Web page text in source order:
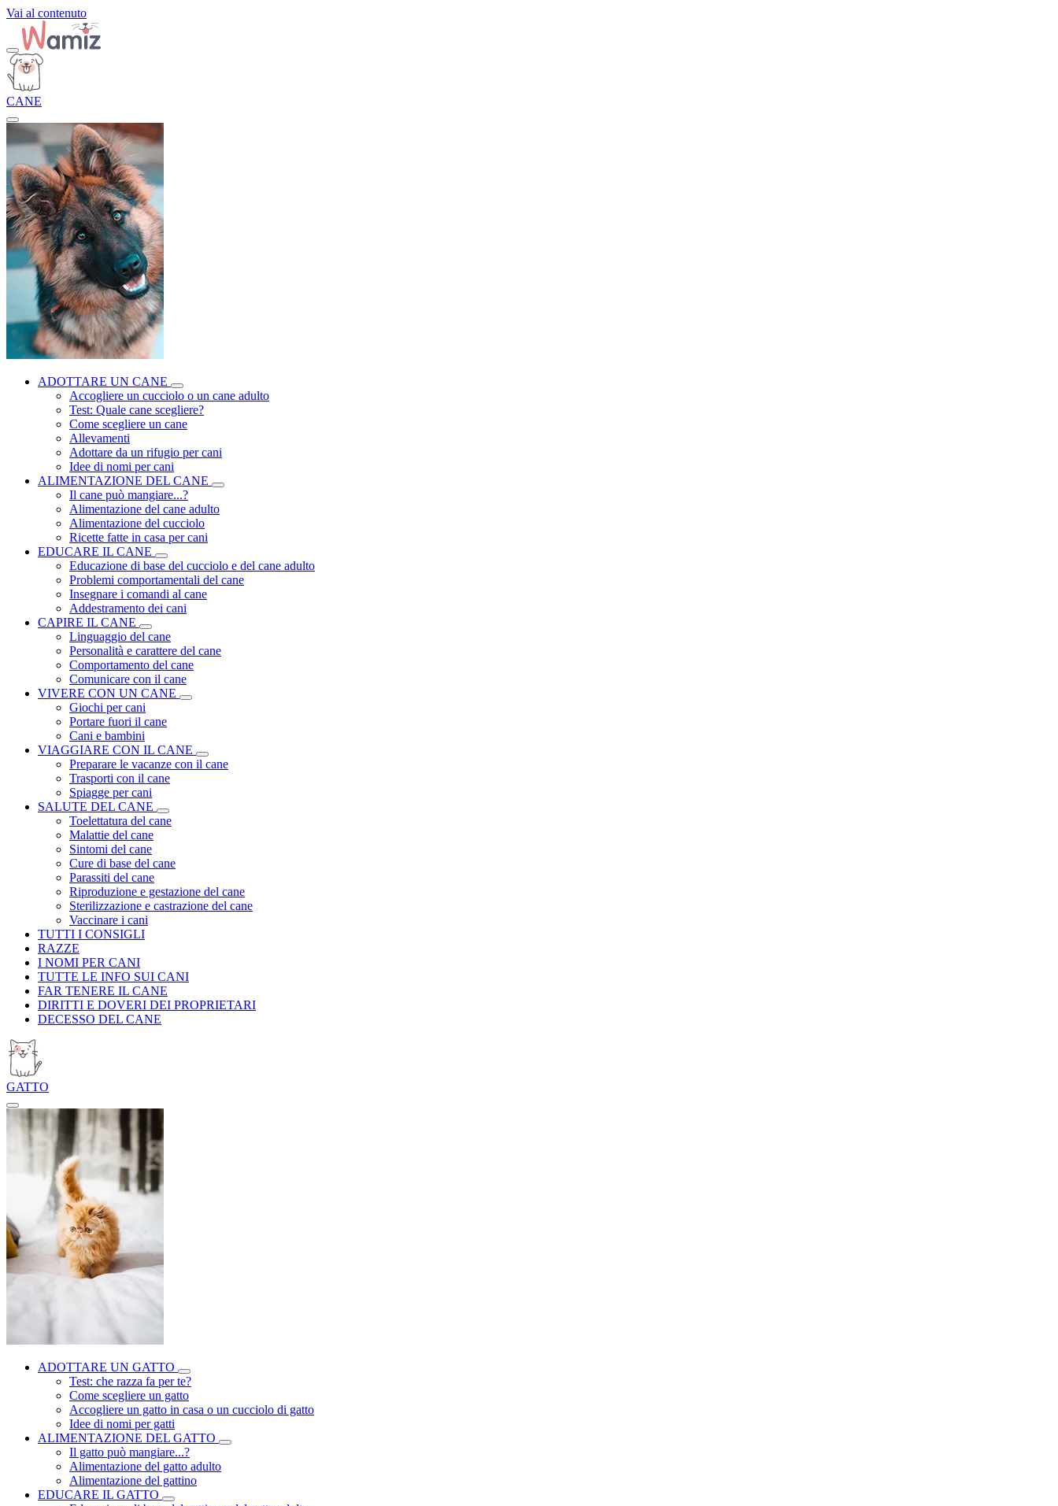
Vai al contenuto
CANE
ADOTTARE UN CANE
Accogliere un cucciolo o un cane adulto
Test: Quale cane scegliere?
Come scegliere un cane
Allevamenti
Adottare da un rifugio per cani
Idee di nomi per cani
ALIMENTAZIONE DEL CANE
Il cane può mangiare...?
Alimentazione del cane adulto
Alimentazione del cucciolo
Ricette fatte in casa per cani
EDUCARE IL CANE
Educazione di base del cucciolo e del cane adulto
Problemi comportamentali del cane
Insegnare i comandi al cane
Addestramento dei cani
CAPIRE IL CANE
Linguaggio del cane
Personalità e carattere del cane
Comportamento del cane
Comunicare con il cane
VIVERE CON UN CANE
Giochi per cani
Portare fuori il cane
Cani e bambini
VIAGGIARE CON IL CANE
Preparare le vacanze con il cane
Trasporti con il cane
Spiagge per cani
SALUTE DEL CANE
Toelettatura del cane
Malattie del cane
Sintomi del cane
Cure di base del cane
Parassiti del cane
Riproduzione e gestazione del cane
Sterilizzazione e castrazione del cane
Vaccinare i cani
TUTTI I CONSIGLI
RAZZE
I NOMI PER CANI
TUTTE LE INFO SUI CANI
FAR TENERE IL CANE
DIRITTI E DOVERI DEI PROPRIETARI
DECESSO DEL CANE
GATTO
ADOTTARE UN GATTO
Test: che razza fa per te?
Come scegliere un gatto
Accogliere un gatto in casa o un cucciolo di gatto
Idee di nomi per gatti
ALIMENTAZIONE DEL GATTO
Il gatto può mangiare...?
Alimentazione del gatto adulto
Alimentazione del gattino
EDUCARE IL GATTO